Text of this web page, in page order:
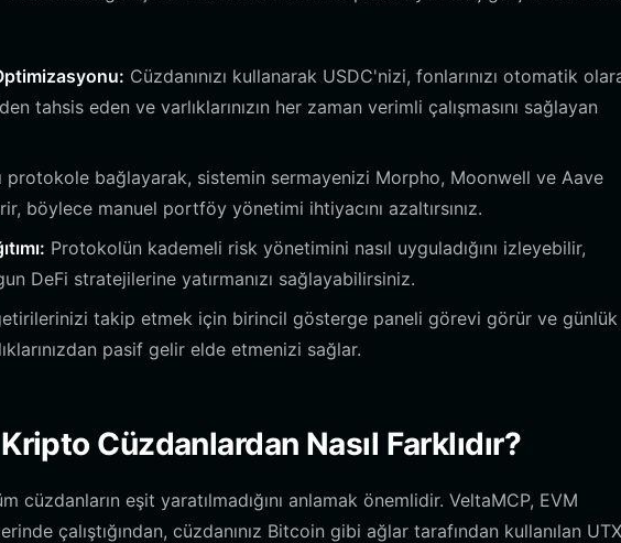
Cüzdanınızı kullanarak USDC'nizi, fonlarınızı otomatik
tahsis eden ve varlıklarınızın her zaman verimli çalışmasını sağlayan
protokole bağlayarak, sistemin sermayenizi Morpho, Moonwell ve Aave
böylece manuel portföy yönetimi ihtiyacını azaltırsınız.
Protokolün kademeli risk yönetimini nasıl uyguladığını izleyebilir,
DeFi stratejilerine yatırmanızı sağlayabilirsiniz.
getirilerinizi takip etmek için birincil gösterge paneli görevi görür ve
pasif gelir elde etmenizi sağlar.
Cüzdanlardan Nasıl Farklıdır?
cüzdanların eşit yaratılmadığını anlamak önemlidir. VeltaMCP, EVM
çalıştığından, cüzdanınız Bitcoin gibi ağlar tarafından kullanılan